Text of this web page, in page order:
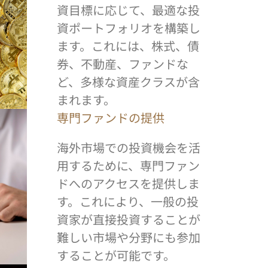
資目標に応じて、最適な投
資ポートフォリオを構築し
ます。これには、株式、債
券、不動産、ファンドな
ど、多様な資産クラスが含
まれます。
専門ファンドの提供
海外市場での投資機会を活
用するために、専門ファン
ドへのアクセスを提供しま
す。これにより、一般の投
資家が直接投資することが
難しい市場や分野にも参加
することが可能です。